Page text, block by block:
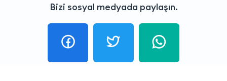
Bizi sosyal medyada paylaşın.